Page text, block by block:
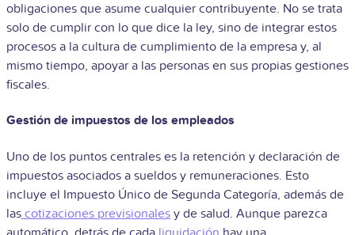
obligaciones que asume cualquier contribuyente. No se trata
solo de cumplir con lo que dice la ley, sino de integrar estos
procesos a la cultura de cumplimiento de la empresa y, al
mismo tiempo, apoyar a las personas en sus propias gestiones
fiscales.
Gestión de impuestos de los empleados
Uno de los puntos centrales es la retención y declaración de
impuestos asociados a sueldos y remuneraciones. Esto
incluye el Impuesto Único de Segunda Categoría, además de
las cotizaciones previsionales y de salud. Aunque parezca